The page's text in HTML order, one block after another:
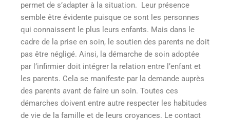
permet de s’adapter à la situation. Leur présence
semble être évidente puisque ce sont les personnes
qui connaissent le plus leurs enfants. Mais dans le
cadre de la prise en soin, le soutien des parents ne doit
pas être négligé. Ainsi, la démarche de soin adoptée
par l’infirmier doit intégrer la relation entre l’enfant et
les parents. Cela se manifeste par la demande auprès
des parents avant de faire un soin. Toutes ces
démarches doivent entre autre respecter les habitudes
de vie de la famille et de leurs croyances. Le contact